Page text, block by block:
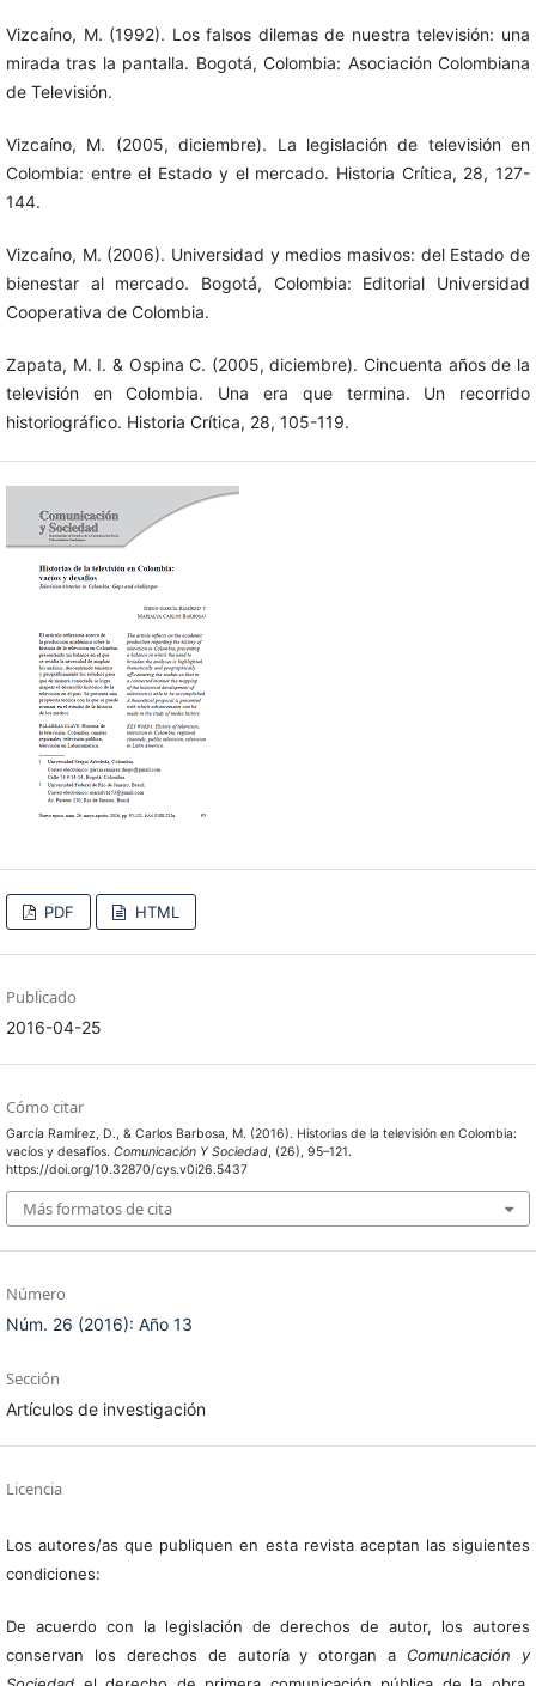
Vizcaíno, M. (1992). Los falsos dilemas de nuestra televisión: una
mirada tras la pantalla. Bogotá, Colombia: Asociación Colombiana
de Televisión.
Vizcaíno, M. (2005, diciembre). La legislación de televisión en
Colombia: entre el Estado y el mercado. Historia Crítica, 28, 127-
144.
Vizcaíno, M. (2006). Universidad y medios masivos: del Estado de
bienestar al mercado. Bogotá, Colombia: Editorial Universidad
Cooperativa de Colombia.
Zapata, M. I. & Ospina C. (2005, diciembre). Cincuenta años de la
televisión en Colombia. Una era que termina. Un recorrido
historiográfico. Historia Crítica, 28, 105-119.
PDF HTML
Publicado
2016-04-25
Cómo citar
García Ramírez, D., & Carlos Barbosa, M. (2016). Historias de la televisión en Colombia:
vacíos y desafíos. Comunicación Y Sociedad, (26), 95–121.
https://doi.org/10.32870/cys.v0i26.5437
Más formatos de cita
Número
Núm. 26 (2016): Año 13
Sección
Artículos de investigación
Licencia
Los autores/as que publiquen en esta revista aceptan las siguientes
condiciones:
De acuerdo con la legislación de derechos de autor, los autores
conservan los derechos de autoría y otorgan a Comunicación y